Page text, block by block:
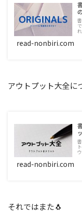
read-nonbiri.com
アウトプット大全に
read-nonbiri.com
それではまた🐧